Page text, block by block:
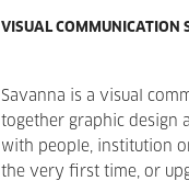
VISUAL COMMUNICATION
Savanna is a visual
together graphic design
with people, institution
the very first time, or